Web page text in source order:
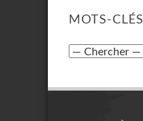
MOTS-CLÉS